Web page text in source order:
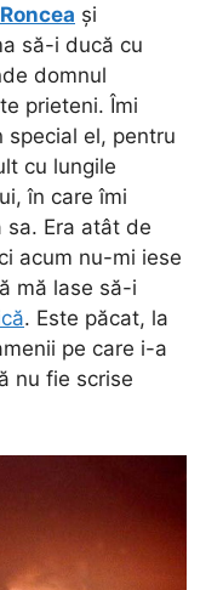
și
să-i ducă cu
domnul
prieteni. Îmi
special el, pentru
cu lungile
în care îmi
Era atât de
acum nu-mi iese
mă lase să-i
. Este păcat, la
pe care i-a
nu fie scrise